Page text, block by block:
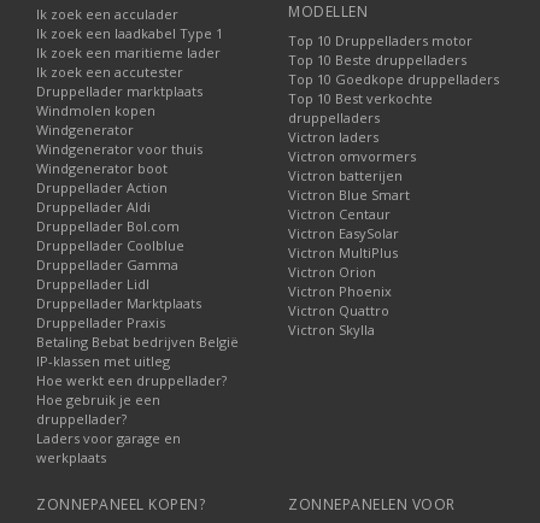
Ik zoek een acculader
Ik zoek een laadkabel Type 1
Ik zoek een maritieme lader
Ik zoek een accutester
Druppellader marktplaats
Windmolen kopen
Windgenerator
Windgenerator voor thuis
Windgenerator boot
Druppellader Action
Druppellader Aldi
Druppellader Bol.com
Druppellader Coolblue
Druppellader Gamma
Druppellader Lidl
Druppellader Marktplaats
Druppellader Praxis
Betaling Bebat bedrijven België
IP-klassen met uitleg
Hoe werkt een druppellader?
Hoe gebruik je een
druppellader?
Laders voor garage en
werkplaats
MODELLEN
Top 10 Druppelladers motor
Top 10 Beste druppelladers
Top 10 Goedkope druppelladers
Top 10 Best verkochte
druppelladers
Victron laders
Victron omvormers
Victron batterijen
Victron Blue Smart
Victron Centaur
Victron EasySolar
Victron MultiPlus
Victron Orion
Victron Phoenix
Victron Quattro
Victron Skylla
ZONNEPANEEL KOPEN? ZONNEPANELEN VOOR